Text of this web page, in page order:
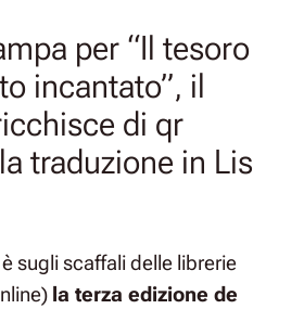
per “Il tesoro
incantato”, il
di qr
traduzione in Lis
sugli scaffali delle librerie
la terza edizione de